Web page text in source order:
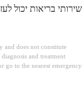
שירותי בריאות יכול
and does not constitute
and treatment
go to the nearest emergency